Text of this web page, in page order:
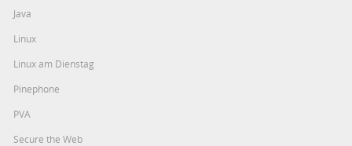
Java
Linux
Linux am Dienstag
Pinephone
PVA
Secure the Web